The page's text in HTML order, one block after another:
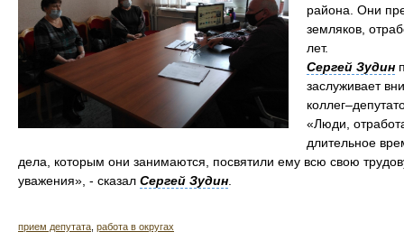
района. Они
земляков,
лет.
Сергей Зудин
заслуживает
«Люди,
длительное
дела, которым они занимаются, посвятили ему всю свою
уважения», - сказал Сергей Зудин
прием депутата работа в округах